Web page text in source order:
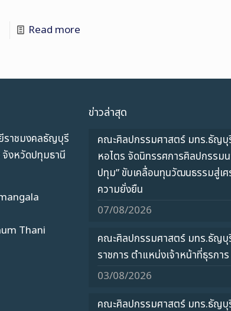
Read more
ราชมงคลธัญบุรี
งหวัดปทุมธานี
Thani
ข่าวล่าสุด
คณะศิลปกรรมศาสตร์ มทร.ธัญ
หอไตร จัดนิทรรศการศิลปกรรม
ปทุม” ขับเคลื่อนทุนวัฒนธรรมสู่เ
ความยั่งยืน
07/08/2026
คณะศิลปกรรมศาสตร์ มทร.ธัญบุ
ราชการ ตำแหน่งเจ้าหน้าที่ธุรกา
03/08/2026
คณะศิลปกรรมศาสตร์ มทร.ธัญ